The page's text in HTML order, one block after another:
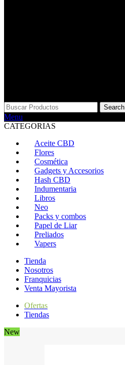
Search
Menu
CATEGORIAS
Aceite CBD
Flores
Cosmética
Gadgets y Accesorios
Hash CBD
Indumentaria
Libros
Neo
Packs y combos
Papel de Liar
Preliados
Vapers
Tienda
Nosotros
Franquicias
Venta Mayorista
Ofertas
Tiendas
New